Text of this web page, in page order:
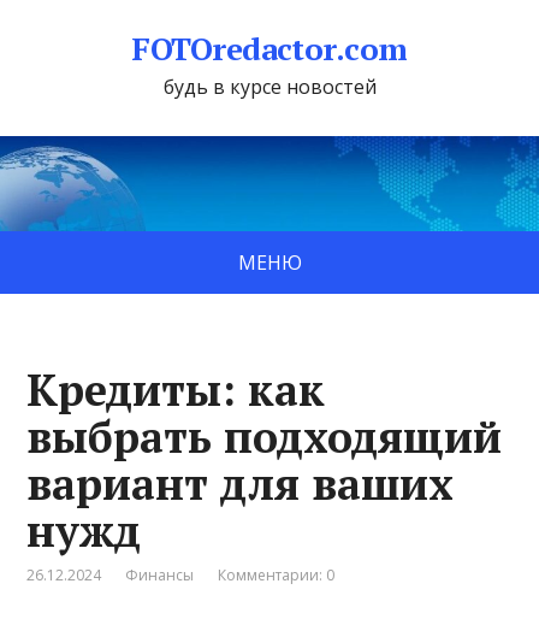
FOTOredactor.com
будь в курсе новостей
МЕНЮ
Кредиты: как
выбрать подходящий
вариант для ваших
нужд
26.12.2024 Финансы Комментарии: 0